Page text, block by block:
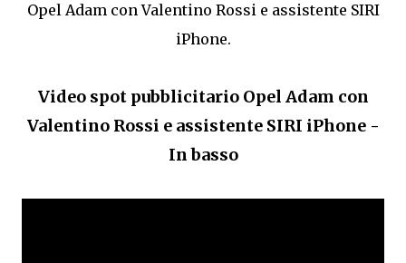
Opel Adam con Valentino Rossi e assistente SIRI
iPhone.
Video spot pubblicitario Opel Adam con
Valentino Rossi e assistente SIRI iPhone -
In basso